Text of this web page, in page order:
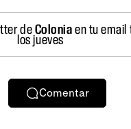
deColoniaen tu email
los jueves
Comentar